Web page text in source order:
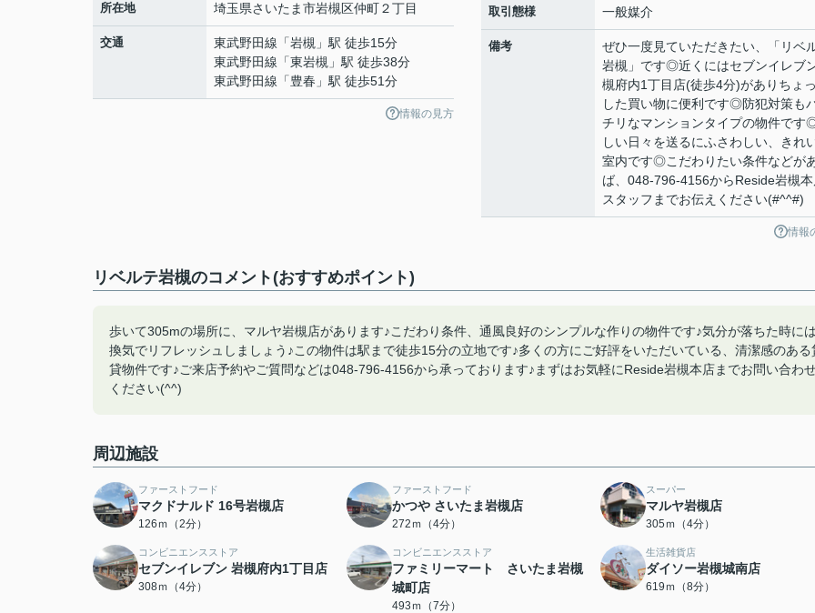
所在地 埼玉県さいたま市岩槻区仲町２丁目
交通 東武野田線 「岩槻 」駅 徒歩15分
東武野田線 「東岩槻 」駅 徒歩38分
東武野田線 「豊春 」駅 徒歩51分
情報の見方
取引態様 一般媒介
備考
ぜひ一度見ていただきたい、「リベ
岩槻」です◎近くにはセブンイレブ
槻府内1丁目店(徒歩4分)がありちょ
した買い物に便利です◎防犯対策も
チリなマンションタイプの物件です
しい日々を送るにふさわしい、きれ
室内です◎こだわりたい条件などが
ば、048-796-4156からReside岩槻
スタッフまでお伝えください(#^^#)
情報
リベルテ岩槻のコメント(おすすめポイント)
歩いて305mの場所に、マルヤ岩槻店があります♪こだわり条件、通風良好のシンプルな作りの物件です♪気分が落ちた時には
換気でリフレッシュしましょう♪この物件は駅まで徒歩15分の立地です♪多くの方にご好評をいただいている、清潔感のある
貸物件です♪ご来店予約やご質問などは048-796-4156から承っております♪まずはお気軽にReside岩槻本店までお問い合わ
ください(^^)
周辺施設
ファーストフード
マクドナルド 16号岩槻店
126ｍ（2分）
ファーストフード
かつや さいたま岩槻店
272ｍ（4分）
スーパー
マルヤ岩槻店
305ｍ（4分）
コンビニエンスストア
セブンイレブン 岩槻府内1丁目店
308ｍ（4分）
コンビニエンスストア
ファミリーマート さいたま岩槻
城町店
493ｍ（7分）
生活雑貨店
ダイソー岩槻城南店
619ｍ（8分）